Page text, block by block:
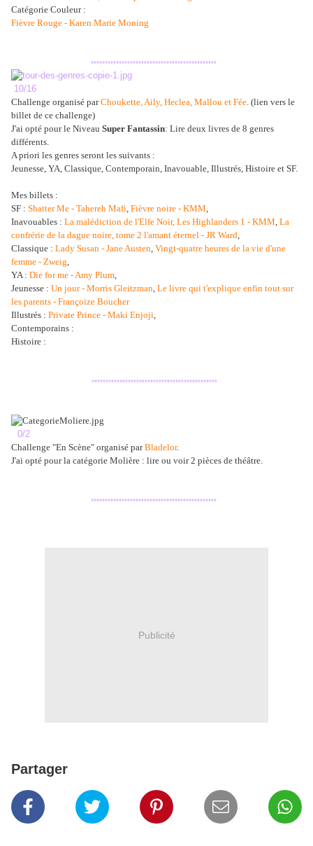
Catégorie Couleur :
Fièvre Rouge - Karen Marie Moning
*********************************************
10/16
Challenge organisé parChoukette, Aily, Heclea, Mallou et Fée. (lien vers le
billet de ce challenge)
J'ai opté pour le Niveau Super Fantassin: Lire deux livres de 8 genres
différents.
A priori les genres seront les suivants :
Jeunesse, YA, Classique, Contemporain, Inavouable, Illustrés, Histoire et SF.
Mes billets :
SF : Shatter Me - Tahereh Mafi, Fièvre noire - KMM,
Inavouables : La malédiction de l'Elfe Noir, Les Highlanders 1 - KMM, La
confrérie de la dague noire, tome 2 l'amant éternel - JR Ward,
Classique : Lady Susan - Jane Austen, Vingt-quatre heures de la vie d'une
femme - Zweig,
YA : Die for me - Amy Plum,
Jeunesse : Un jour - Morris Gleitzman, Le livre qui t'explique enfin tout sur
les parents - Françoize Boucher
Illustrés : Private Prince - Maki Enjoji,
Contemporains :
Histoire :
*********************************************
0/2
Challenge "En Scène" organisé parBladelor.
J'ai opté pour la catégorie Molière : lire ou voir 2 pièces de théâtre.
*********************************************
Publicité
Partager